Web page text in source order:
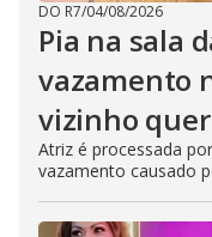
DO R7/04/08/2026
Pia na sala
vazamento
vizinho
Atriz é processada
vazamento causado